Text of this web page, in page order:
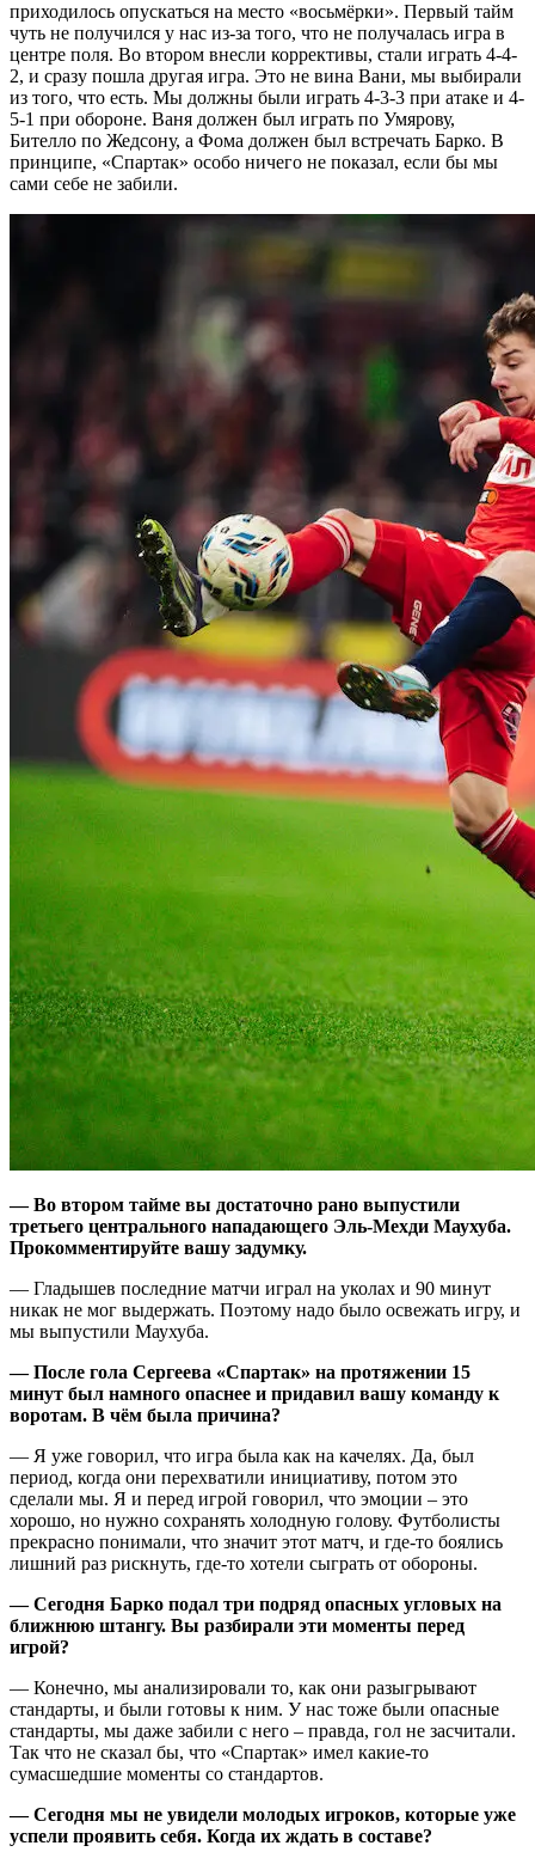
приходилось опускаться на место «восьмёрки». Первый тайм
чуть не получился у нас из-за того, что не получалась игра в
центре поля. Во втором внесли коррективы, стали играть 4-4-
2, и сразу пошла другая игра. Это не вина Вани, мы выбирали
из того, что есть. Мы должны были играть 4-3-3 при атаке и 4-
5-1 при обороне. Ваня должен был играть по Умярову,
Бителло по Жедсону, а Фома должен был встречать Барко. В
принципе, «Спартак» особо ничего не показал, если бы мы
сами себе не забили.
— Во втором тайме вы достаточно рано выпустили
третьего центрального нападающего Эль-Мехди Маухуба.
Прокомментируйте вашу задумку.
— Гладышев последние матчи играл на уколах и 90 минут
никак не мог выдержать. Поэтому надо было освежать игру, и
мы выпустили Маухуба.
— После гола Сергеева «Спартак» на протяжении 15
минут был намного опаснее и придавил вашу команду к
воротам. В чём была причина?
— Я уже говорил, что игра была как на качелях. Да, был
период, когда они перехватили инициативу, потом это
сделали мы. Я и перед игрой говорил, что эмоции – это
хорошо, но нужно сохранять холодную голову. Футболисты
прекрасно понимали, что значит этот матч, и где-то боялись
лишний раз рискнуть, где-то хотели сыграть от обороны.
— Сегодня Барко подал три подряд опасных угловых на
ближнюю штангу. Вы разбирали эти моменты перед
игрой?
— Конечно, мы анализировали то, как они разыгрывают
стандарты, и были готовы к ним. У нас тоже были опасные
стандарты, мы даже забили с него – правда, гол не засчитали.
Так что не сказал бы, что «Спартак» имел какие-то
сумасшедшие моменты со стандартов.
— Сегодня мы не увидели молодых игроков, которые уже
успели проявить себя. Когда их ждать в составе?